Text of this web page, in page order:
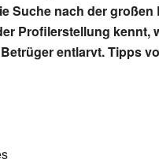
Suche nach der großen
Profilerstellung kennt,
entlarvt. Tipps